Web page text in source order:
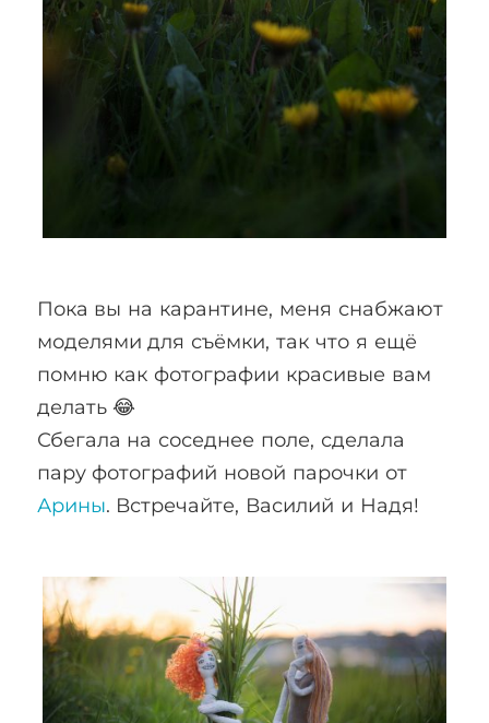
Пока вы на карантине, меня снабжают
моделями для съёмки, так что я ещё
помню как фотографии красивые вам
делать 😂
Сбегала на соседнее поле, сделала
пару фотографий новой парочки от
Арины. Встречайте, Василий и Надя!